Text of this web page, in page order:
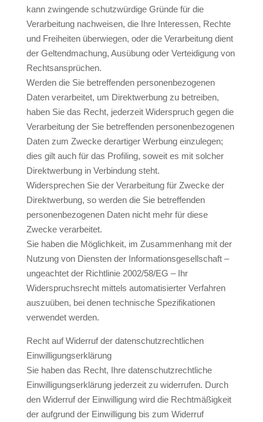
kann zwingende schutzwürdige Gründe für die
Verarbeitung nachweisen, die Ihre Interessen, Rechte
und Freiheiten überwiegen, oder die Verarbeitung dient
der Geltendmachung, Ausübung oder Verteidigung von
Rechtsansprüchen.
Werden die Sie betreffenden personenbezogenen
Daten verarbeitet, um Direktwerbung zu betreiben,
haben Sie das Recht, jederzeit Widerspruch gegen die
Verarbeitung der Sie betreffenden personenbezogenen
Daten zum Zwecke derartiger Werbung einzulegen;
dies gilt auch für das Profiling, soweit es mit solcher
Direktwerbung in Verbindung steht.
Widersprechen Sie der Verarbeitung für Zwecke der
Direktwerbung, so werden die Sie betreffenden
personenbezogenen Daten nicht mehr für diese
Zwecke verarbeitet.
Sie haben die Möglichkeit, im Zusammenhang mit der
Nutzung von Diensten der Informationsgesellschaft –
ungeachtet der Richtlinie 2002/58/EG – Ihr
Widerspruchsrecht mittels automatisierter Verfahren
auszuüben, bei denen technische Spezifikationen
verwendet werden.
Recht auf Widerruf der datenschutzrechtlichen
Einwilligungserklärung
Sie haben das Recht, Ihre datenschutzrechtliche
Einwilligungserklärung jederzeit zu widerrufen. Durch
den Widerruf der Einwilligung wird die Rechtmäßigkeit
der aufgrund der Einwilligung bis zum Widerruf